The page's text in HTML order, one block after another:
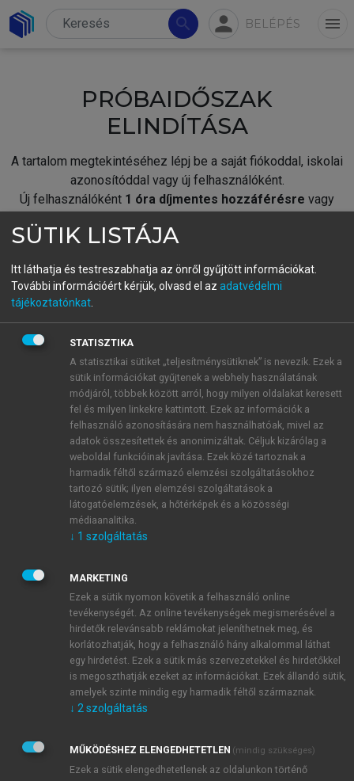
search person BELÉPÉS menu
PRÓBAIDŐSZAK
ELINDÍTÁSA
A tartalom megtekintéséhez lépj be a saját fiókoddal, iskolai
azonosítóddal vagy új felhasználóként.
Új felhasználóként 1 óra díjmentes hozzáférésre vagy
fiókoddal,vagy hozz létre új fiókot.
A regisztráció után apróbaidőszakautomatikusan
BELÉPÉS SAJÁT FIÓKKAL
ÚJ FIÓK LÉTREHOZÁSA
1 óra díjmentes hozzáférés
E-MAIL-CÍM
JELSZÓ
JELSZÓ ÚJRA
Kérek értesítést a MeRSZ újdonságairól, akcióiról.
Kérek értesítést az Akadémiai Kiadó Zrt. újdonságairól,
Adatkezelési tájékoztatóbanfoglaltakat tudomásul
veszem és elfogadom.
SÜTIK LISTÁJA
Itt láthatja és testreszabhatja az önről gyűjtött információkat.
További információért kérjük, olvasd el az adatvédelmi
tájékoztatónkat
STATISZTIKA
A statisztikai sütiket „teljesítménysütiknek” is nevezik. Ezek a
sütik információkat gyűjtenek a webhely használatának
módjáról, többek között arról, hogy milyen oldalakat keresett
fel és milyen linkekre kattintott. Ezek az információk a
felhasználó azonosítására nem használhatóak, mivel az
adatok összesítettek és anonimizáltak. Céljuk kizárólag a
weboldal funkcióinak javítása. Ezek közé tartoznak a
harmadik féltől származó elemzési szolgáltatásokhoz
tartozó sütik; ilyen elemzési szolgáltatások a
látogatóelemzések, a hőtérképek és a közösségi
médiaanalitika.
↓ 1 szolgáltatás
MARKETING
Ezek a sütik nyomon követik a felhasználó online
tevékenységét. Az online tevékenységek megismerésével a
hirdetők relevánsabb reklámokat jeleníthetnek meg, és
korlátozhatják, hogy a felhasználó hány alkalommal láthat
egy hirdetést. Ezek a sütik más szervezetekkel és hirdetőkkel
is megoszthatják ezeket az információkat. Ezek állandó sütik,
amelyek szinte mindig egy harmadik féltől származnak.
↓ 2 szolgáltatás
MŰKÖDÉSHEZ ELENGEDHETETLEN (mindig szükséges)
Ezek a sütik elengedhetetlenek az oldalunkon történő